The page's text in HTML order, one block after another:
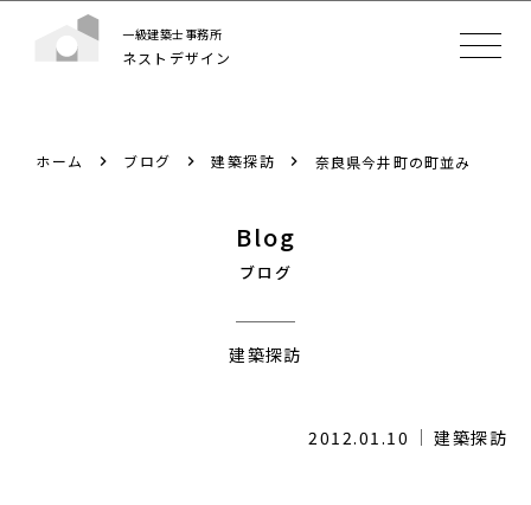
一級建築士事務所
ネストデザイン
ホーム ブログ 建築探訪 奈良県今井町の町並み
Blog
ブログ
建築探訪
2012.01.10 建築探訪